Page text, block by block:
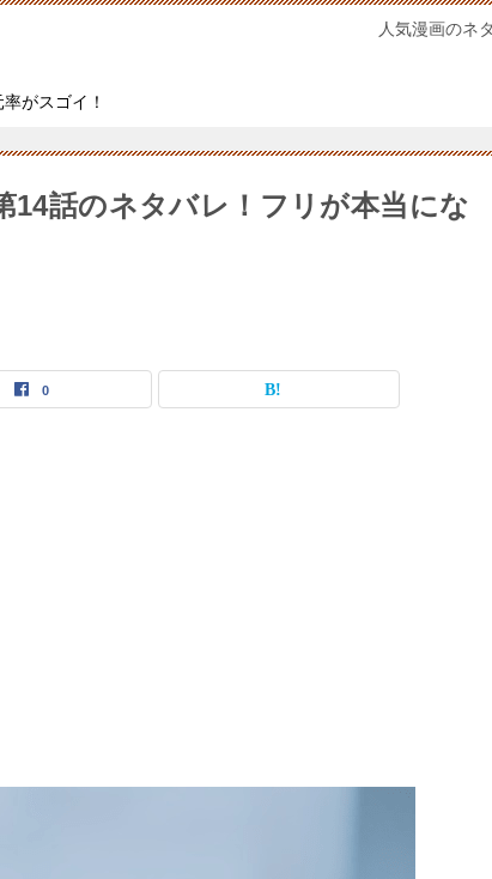
人気漫画のネ
がスゴイ！
話のネタバレ！フリが本当にな
0